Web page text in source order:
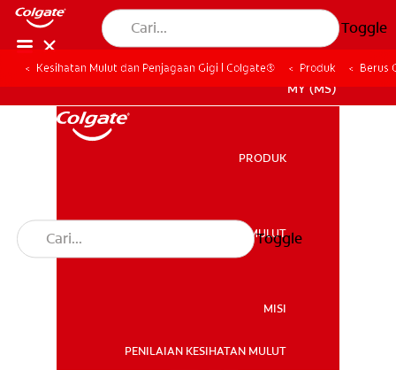
Toggle
MY (MS)
PRODUK
KESIHATAN MULUT
MISI
PENILAIAN KESIHATAN MULUT
Toggle
Kesihatan Mulut dan Penjagaan Gigi | Colgate® Produk Berus